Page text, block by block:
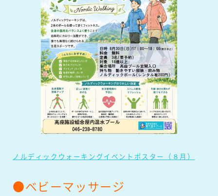
ノルディックウォーキングイベントポスター（８月）
●ベビーマッサージ